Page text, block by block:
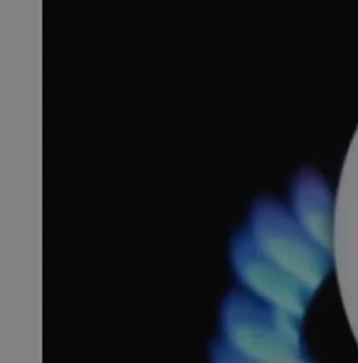
__cf_bm
CookieScriptConsent